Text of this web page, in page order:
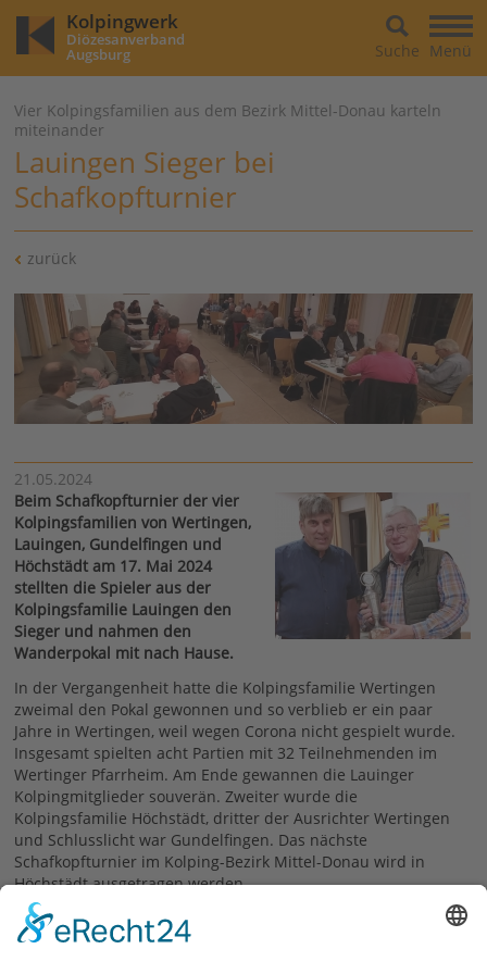
Kolpingwerk
Diözesanverband
Augsburg Menü
Suche
Vier Kolpingsfamilien aus dem Bezirk Mittel-Donau karteln
miteinander
Lauingen Sieger bei
Schafkopfturnier
zurück
21.05.2024
Beim Schafkopfturnier der vier
Kolpingsfamilien von Wertingen,
Lauingen, Gundelfingen und
Höchstädt am 17. Mai 2024
stellten die Spieler aus der
Kolpingsfamilie Lauingen den
Sieger und nahmen den
Wanderpokal mit nach Hause.
In der Vergangenheit hatte die Kolpingsfamilie Wertingen
zweimal den Pokal gewonnen und so verblieb er ein paar
Jahre in Wertingen, weil wegen Corona nicht gespielt wurde.
Insgesamt spielten acht Partien mit 32 Teilnehmenden im
Wertinger Pfarrheim. Am Ende gewannen die Lauinger
Kolpingmitglieder souverän. Zweiter wurde die
Kolpingsfamilie Höchstädt, dritter der Ausrichter Wertingen
und Schlusslicht war Gundelfingen. Das nächste
Schafkopfturnier im Kolping-Bezirk Mittel-Donau wird in
Höchstädt ausgetragen werden.
Konrad Friedrich